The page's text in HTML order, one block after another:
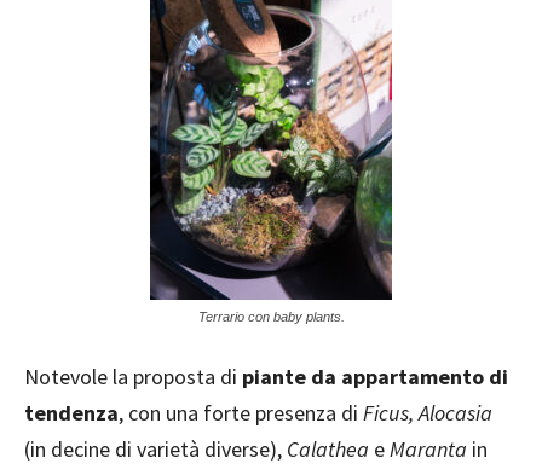
Terrario con baby plants.
Notevole la proposta di piante da appartamento di
tendenza, con una forte presenza di Ficus, Alocasia
(in decine di varietà diverse), Calathea eMaranta in